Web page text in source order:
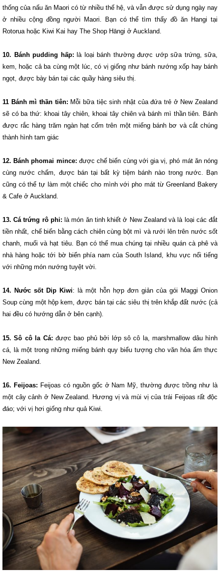
thống của nấu ăn Maori có từ nhiều thế hệ, và vẫn được sử dụng ngày nay
ở nhiều cộng đồng người Maori. Bạn có thể tìm thấy đồ ăn Hangi tại
Rotorua hoặc Kiwi Kai hay The Shop Hāngi ở Auckland.
10. Bánh pudding hấp: là loại bánh thường được ướp sữa trứng, sữa,
kem, hoặc cả ba cùng một lúc, có vị giống như bánh nướng xốp hay bánh
ngọt, được bày bán tại các quầy hàng siêu thị.
11 Bánh mì thần tiên: Mỗi bữa tiệc sinh nhật của đứa trẻ ở New Zealand
sẽ có ba thứ: khoai tây chiên, khoai tây chiên và bánh mì thần tiên. Bánh
được rắc hàng trăm ngàn hạt cốm trên một miếng bánh bơ và cắt chúng
thành hình tam giác
12. Bánh phomai mince: được chế biến cùng với gia vị, phó mát ăn nóng
cùng nước chấm, được bán tại bất kỳ tiệm bánh nào trong nước. Bạn
cũng có thể tự làm một chiếc cho mình với pho mát từ Greenland Bakery
& Cafe ở Auckland.
13. Cá trứng rô phi: là món ăn tinh khiết ở New Zealand và là loại các đắt
tiền nhất, chế biến bằng cách chiên cùng bột mì và rưới lên trên nước sốt
chanh, muối và hạt tiêu. Bạn có thể mua chúng tại nhiều quán cà phê và
nhà hàng hoặc tới bờ biển phía nam của South Island, khu vực nổi tiếng
với những món nướng tuyệt vời.
14. Nước sốt Dip Kiwi: là một hỗn hợp đơn giản của gói Maggi Onion
Soup cùng một hộp kem, được bán tại các siêu thị trên khắp đất nước (cả
hai đều có hướng dẫn ở bên cạnh).
15. Sô cô la Cá: được bao phủ bởi lớp sô cô la, marshmallow dâu hình
cá, là một trong những miếng bánh quy biểu tượng cho văn hóa ẩm thực
New Zealand.
16. Feijoas: Feijoas có nguồn gốc ở Nam Mỹ, thường được trồng như là
một cây cảnh ở New Zealand. Hương vị và mùi vị của trái Feijoas rất độc
đáo; với vị hơi giống như quả Kiwi.